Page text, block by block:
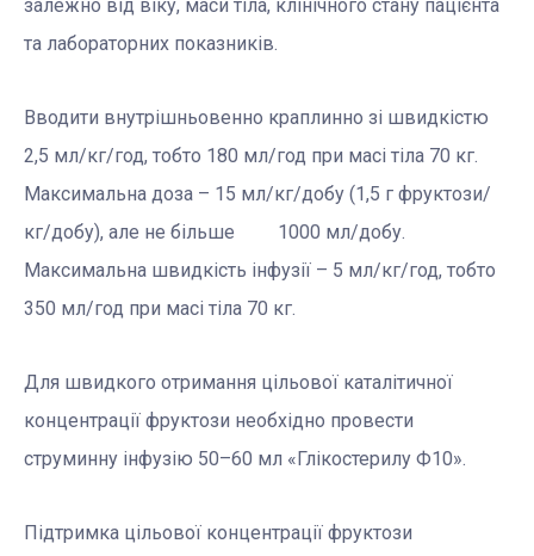
залежно від віку, маси тіла, клінічного стану пацієнта
та лабораторних показників.
Вводити внутрішньовенно краплинно зі швидкістю
2,5 мл/кг/год, тобто 180 мл/год при масі тіла 70 кг.
Максимальна доза – 15 мл/кг/добу (1,5 г фруктози/
кг/добу), але не більше 1000 мл/добу.
Максимальна швидкість інфузії – 5 мл/кг/год, тобто
350 мл/год при масі тіла 70 кг.
Для швидкого отримання цільової каталітичної
концентрації фруктози необхідно провести
струминну інфузію 50–60 мл «Глікостерилу Ф10».
Підтримка цільової концентрації фруктози